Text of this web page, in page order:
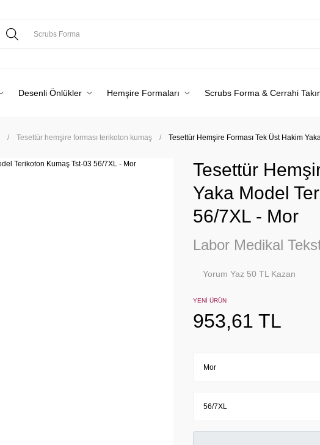
Desenli Önlükler Hemşire Formaları Scrubs Forma & Cerrahi
Tesettür hemşire forması terikoton kumaş Tesettür Hemşire Forması Tek Üst Hakim
Tesettür
Yaka Model
56/7XL - Mor
Labor Medikal
Yorum Yaz 50 TL Kazan
YENİ ÜRÜN
953,61 TL